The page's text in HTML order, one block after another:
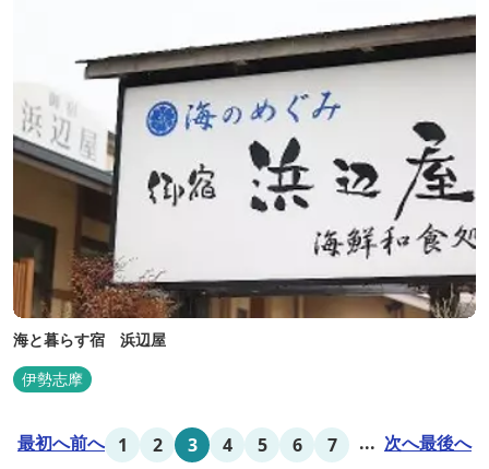
海と暮らす宿 浜辺屋
伊勢志摩
最初へ前へ 1 2 3 4 5 6 7 ... 次へ最後へ